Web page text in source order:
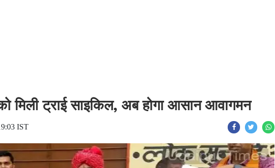
मिली ट्राई साइकिल, अब होगा आसान आवागमन
IST